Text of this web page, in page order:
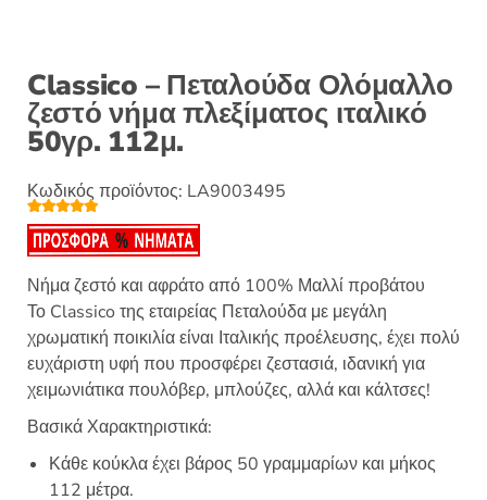
Classico – Πεταλούδα Ολόμαλλο
ζεστό νήμα πλεξίματος ιταλικό
50γρ. 112μ.
Κωδικός προϊόντος: LA9003495
Βαθμολογή
θηκε με5.00
από 5 με
3
βαθμολογίες
πελάτη
Νήμα ζεστό και αφράτο από 100% Μαλλί προβάτου
Το Classico της εταιρείας Πεταλούδα με μεγάλη
χρωματική ποικιλία είναι Ιταλικής προέλευσης, έχει πολύ
ευχάριστη υφή που προσφέρει ζεστασιά, ιδανική για
χειμωνιάτικα πουλόβερ, μπλούζες, αλλά και κάλτσες!
Βασικά Χαρακτηριστικά:
Κάθε κούκλα έχει βάρος 50 γραμμαρίων και μήκος
112 μέτρα.